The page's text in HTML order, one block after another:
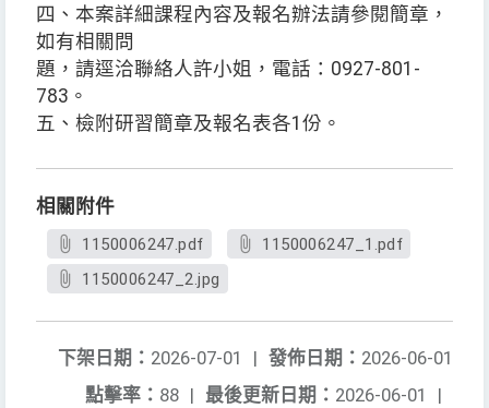
四、本案詳細課程內容及報名辦法請參閱簡章，
如有相關問
題，請逕洽聯絡人許小姐，電話：0927-801-
783。
五、檢附研習簡章及報名表各1份。
相關附件
1150006247.pdf
1150006247_1.pdf
1150006247_2.jpg
發佈日期： 2026-06-01
下架日期： 2026-07-01
|
最後更新日期： 2026-06-01 |
點擊率： 88 |